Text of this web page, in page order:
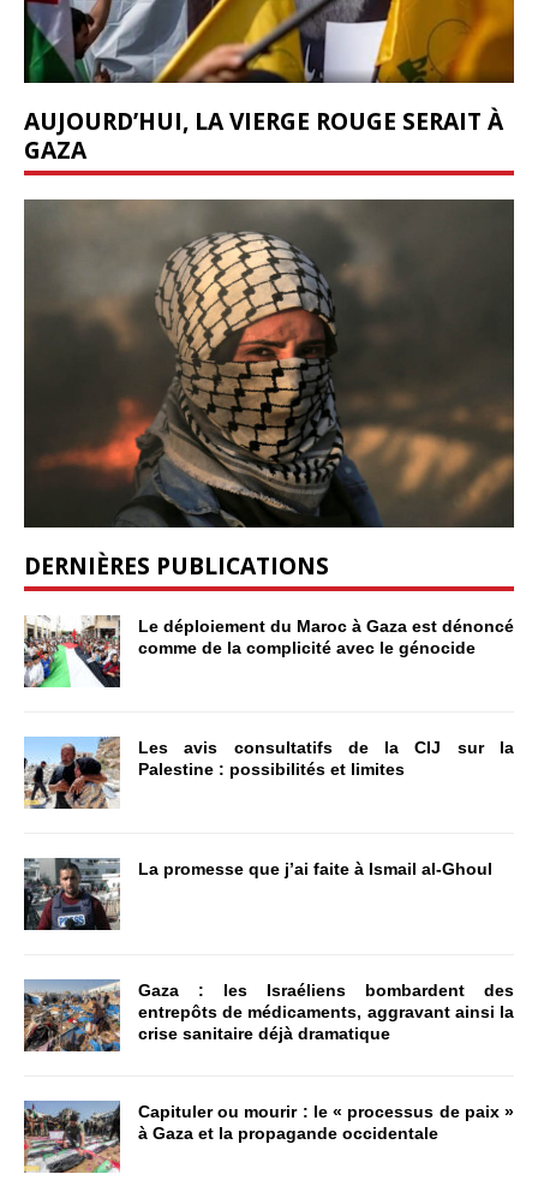
AUJOURD’HUI, LA VIERGE ROUGE SERAIT À
GAZA
DERNIÈRES PUBLICATIONS
Le déploiement du Maroc à Gaza est dénoncé
comme de la complicité avec le génocide
Les avis consultatifs de la CIJ sur la
Palestine : possibilités et limites
La promesse que j’ai faite à Ismail al-Ghoul
Gaza : les Israéliens bombardent des
entrepôts de médicaments, aggravant ainsi la
crise sanitaire déjà dramatique
Capituler ou mourir : le « processus de paix »
à Gaza et la propagande occidentale